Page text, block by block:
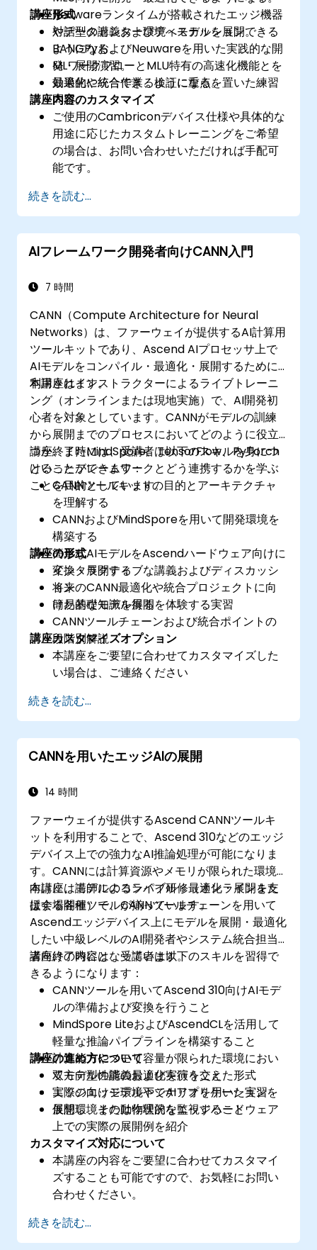
Neuwareランタイムが搭載されたエッジ機器
やデータセンター環境へモデルを展開できる
ようになる。
MLワークフローとMLU特有の高速化機能とを
効果的に統合できるようになる。
講座形式
対話型の講義およびディスカッション。
BANGPyおよびNeuwareを用いた実践的な開
発・展開演習。
最適化や統合作業、検証に重点を置いた練習
問題。
講座内容のカスタマイズ
ご使用のCambriconデバイス仕様や具体的な
用途に応じたカスタムトレーニングをご希望
の場合は、お問い合わせいただければ手配可
能です。
続きを読む...
AIフレームワーク開発者向けCANN入門
7 時間
CANN（Compute Architecture for Neural
Networks）は、ファーウェイが提供するAI計算用
ツールキットであり、Ascend AIプロセッサ上で
AIモデルをコンパイル・最適化・展開するために
利用されます。
本講座はインストラクターによるライブトレーニ
ング（オンラインまたは現地実施）で、AI開発初
心者を対象としています。CANNがモデルの訓練
から展開までのプロセスにおいてどのように役立
つか、またMindSpore、TensorFlow、PyTorch
といったフレームワークとどう連携するかを学ぶ
ことを目的としています。
講座終了時には、受講者は以下のスキルを身につ
けることができます：
CANNツールキットの目的とアーキテクチャ
を理解する
CANNおよびMindSporeを用いて開発環境を
構築する
簡単なAIモデルをAscendハードウェア向けに
変換・展開する
​将来のCANN最適化や統合プロジェクトに向
けた基礎知識を得る
講座の形式
インタラクティブな講義およびディスカッシ
ョン
簡易的なモデル展開を体験する実習
CANNツールチェーンおよび統合ポイントの
段階別解説
講座カスタマイズオプション
本講座をご要望に合わせてカスタマイズした
い場合は、ご連絡ください
続きを読む...
CANNを用いたエッジAIの展開
14 時間
ファーウェイが提供するAscend CANNツールキ
ットを利用することで、Ascend 310などのエッジ
デバイス上での強力なAI推論処理が可能になりま
す。CANNには計算資源やメモリが限られた環境
向けに、モデルのコンパイル・最適化・展開を支
援する各種ツールが揃っています。
本講座は講師によるライブ研修（オンラインまた
は会場開催）で、CANNツールチェーンを用いて
Ascendエッジデバイス上にモデルを展開・最適化
したい中級レベルのAI開発者やシステム統合担当
者向けの内容となっています。
講座終了時には、受講者は以下のスキルを習得で
きるようになります：
CANNツールを用いてAscend 310向けAIモデ
ルの準備および変換を行うこと
MindSpore LiteおよびAscendCLを活用して
軽量な推論パイプラインを構築すること
計算能力やメモリ容量が限られた環境におい
てモデル性能の最適化を行うこと
実際のエッジ環境下でAIアプリケーションを
展開し、その動作状況を監視すること
講座の進め方について
双方向型の講義および実演を交えた形式
エッジ向けモデルやシナリオを用いた実習
仮想環境または物理的なエッジハードウェア
上での実際の展開例を紹介
カスタマイズ対応について
本講座の内容をご要望に合わせてカスタマイ
ズすることも可能ですので、お気軽にお問い
合わせください。
続きを読む...